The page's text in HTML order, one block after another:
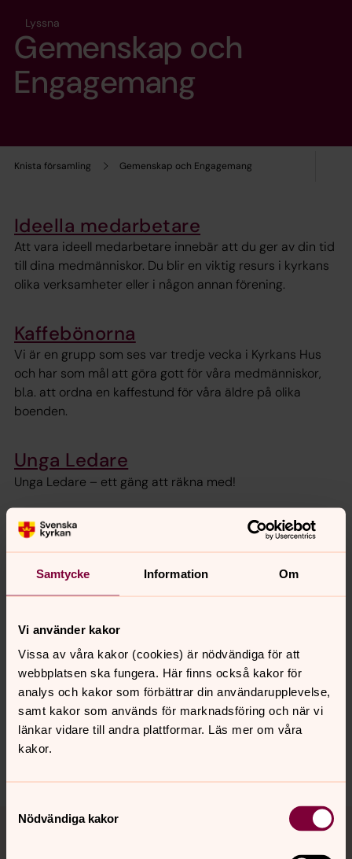
Samtycke Information Om
Vi använder kakor
Vissa av våra kakor (cookies) är nödvändiga för att
webbplatsen ska fungera. Här finns också kakor för
analys och kakor som förbättrar din användarupplevelse,
samt kakor som används för marknadsföring och när vi
länkar vidare till andra plattformar. Läs mer om våra
kakor.
Nödvändiga kakor
Knista församling Gemenskap och Engagemang
Lyssna
Gemenskap och
Engagemang
Ideella medarbetare
Att vara ideell medarbetare innebär att du ger av din tid
till dina medmänniskor. Du blir en viktig resurs i kyrkans
olika verksamheter eller i någon annan förening.
Kaffebönorna
Vi är en grupp som ses var tredje vecka i Kyrkans Hus
och har som mål att göra gott för våra medmänniskor,
bl.a. att ordna en kaffestund för våra äldre på olika
boenden.
Unga Ledare
Unga Ledare – ett gäng att räkna med!
Kyrkbusschaufförer
Vi är ett gäng som kör kyrkbussen till TorsdagsTräffen
och gudstjänster.
Senast ändrad 12 februari 2025
Synpunkter eller frågor på sidans
innehåll?
knista.forsamling@svenskakyrkan.se
Dela
Tillbaka till toppen
Tillbaka till innehållet